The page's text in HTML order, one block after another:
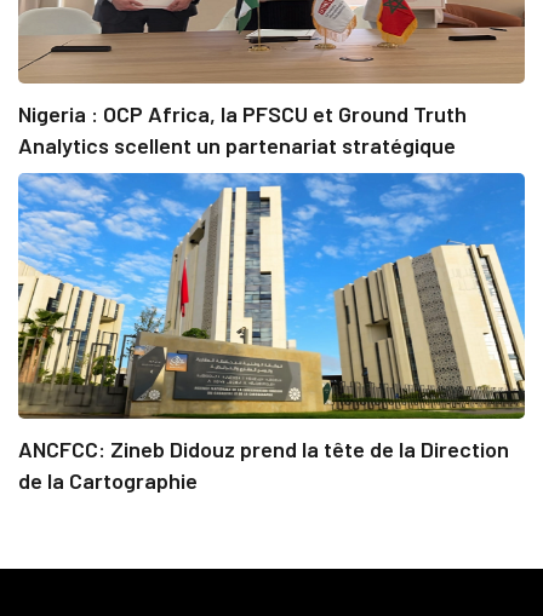
Nigeria : OCP Africa, la PFSCU et Ground Truth
Analytics scellent un partenariat stratégique
ANCFCC: Zineb Didouz prend la tête de la Direction
de la Cartographie